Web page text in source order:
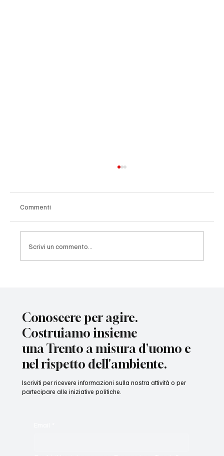
Commenti
Scrivi un commento...
Conoscere per agire.
Costruiamo insieme
una Trento a misura d'uomo e
nel rispetto dell'ambiente.
Iscriviti per ricevere informazioni sulla nostra attività o per
partecipare alle iniziative politiche.